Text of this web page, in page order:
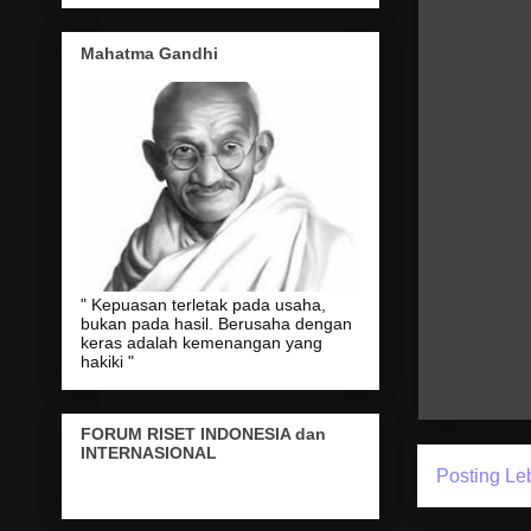
Posting
Mahatma Gandhi
" Kepuasan terletak pada usaha,
bukan pada hasil. Berusaha dengan
keras adalah kemenangan yang
hakiki "
FORUM RISET INDONESIA dan
INTERNASIONAL